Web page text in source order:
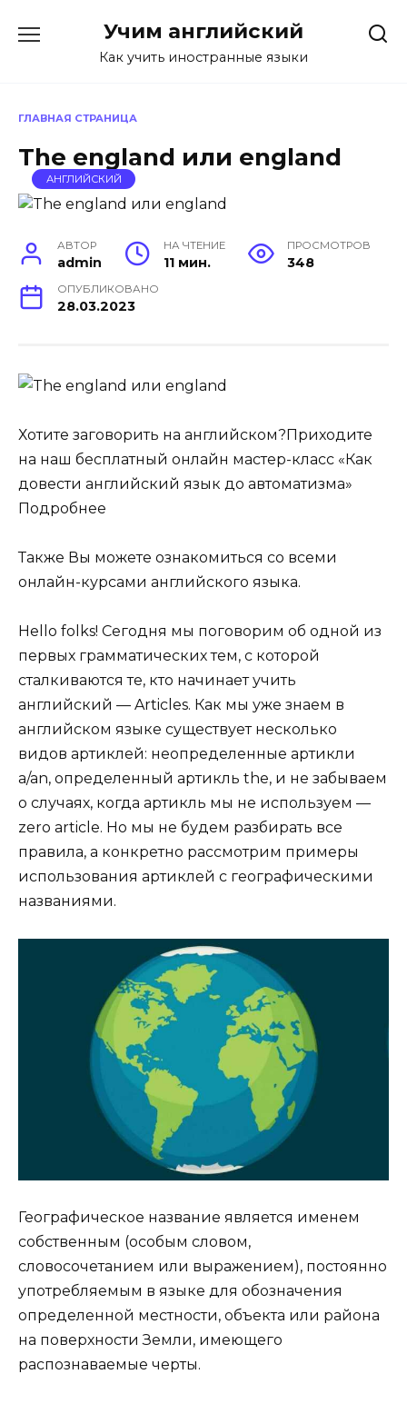
Учим английский
Как учить иностранные языки
ГЛАВНАЯ СТРАНИЦА
The england или england
АНГЛИЙСКИЙ
АВТОР
admin
НА ЧТЕНИЕ
11 мин.
ПРОСМОТРОВ
348
ОПУБЛИКОВАНО
28.03.2023
Хотите заговорить на английском?Приходите
на наш бесплатный онлайн мастер-класс «Как
довести английский язык до автоматизма»
Подробнее
Также Вы можете ознакомиться со всеми
онлайн-курсами английского языка.
Hello folks! Сегодня мы поговорим об одной из
первых грамматических тем, с которой
сталкиваются те, кто начинает учить
английский — Articles. Как мы уже знаем в
английском языке существует несколько
видов артиклей: неопределенные артикли
a/an, определенный артикль the, и не забываем
о случаях, когда артикль мы не используем —
zero article. Но мы не будем разбирать все
правила, а конкретно рассмотрим примеры
использования артиклей с географическими
названиями.
Географическое название является именем
собственным (особым словом,
словосочетанием или выражением), постоянно
употребляемым в языке для обозначения
определенной местности, объекта или района
на поверхности Земли, имеющего
распознаваемые черты.